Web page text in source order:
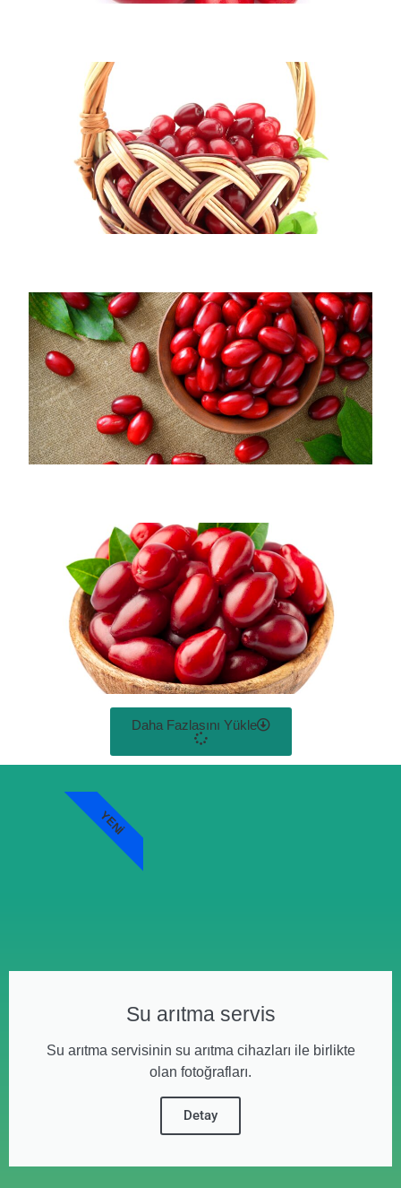
Daha Fazlasını Yükle
Su arıtma servis
Su arıtma servisinin su arıtma cihazları ile birlikte
olan fotoğrafları.
Detay
YENI